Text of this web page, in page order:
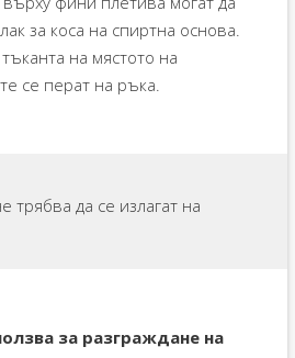
за коса на спиртна основа.
на мястото на
се перат на ръка.
трябва да се излагат на
за разграждане на